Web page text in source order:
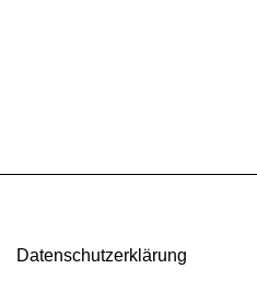
Datenschutzerklärung